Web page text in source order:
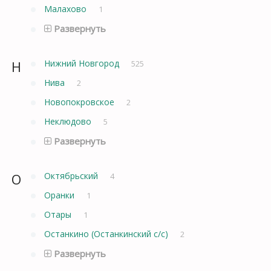
Малахово 1
Развернуть
Н Нижний Новгород 525
Нива 2
Новопокровское 2
Неклюдово 5
Развернуть
О Октябрьский 4
Оранки 1
Отары 1
Останкино (Останкинский с/с) 2
Развернуть